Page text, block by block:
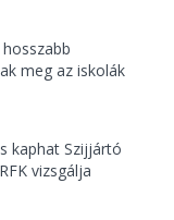
meg az iskolák
kaphat Szijjártó
vizsgálja